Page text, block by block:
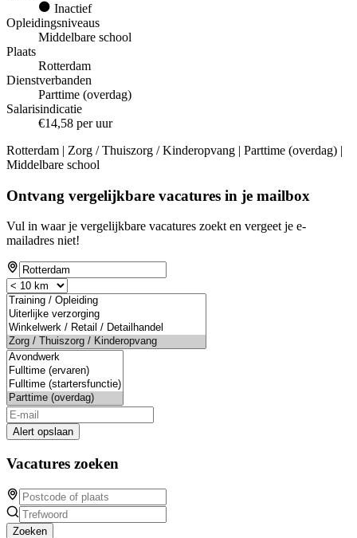
Inactief
Opleidingsniveaus
Middelbare school
Plaats
Rotterdam
Dienstverbanden
Parttime (overdag)
Salarisindicatie
€14,58 per uur
Rotterdam | Zorg / Thuiszorg / Kinderopvang | Parttime (overdag) |
Middelbare school
Ontvang vergelijkbare vacatures in je mailbox
Vul in waar je vergelijkbare vacatures zoekt en vergeet je e-
mailadres niet!
Alert opslaan
Vacatures zoeken
Zoeken